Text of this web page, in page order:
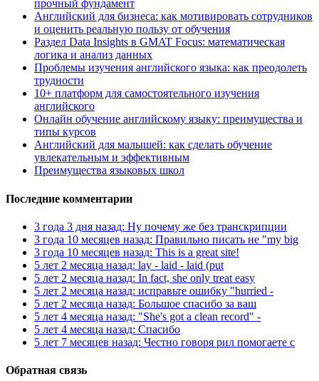
прочный фундамент
Английский для бизнеса: как мотивировать сотрудников
и оценить реальную пользу от обучения
Раздел Data Insights в GMAT Focus: математическая
логика и анализ данных
Проблемы изучения английского языка: как преодолеть
трудности
10+ платформ для самостоятельного изучения
английского
Онлайн обучение английскому языку: преимущества и
типы курсов
Английский для малышей: как сделать обучение
увлекательным и эффективным
Преимущества языковых школ
Последние комментарии
3 года 3 дня назад: Ну почему же без транскрипции
3 года 10 месяцев назад: Правильно писать не "my big
3 года 10 месяцев назад: This is a great site!
5 лет 2 месяца назад: lay - laid - laid (put
5 лет 2 месяца назад: In fact, she only treat easy
5 лет 2 месяца назад: исправьте ошибку "hurried -
5 лет 2 месяца назад: Большое спасибо за ваш
5 лет 4 месяца назад: "She's got a clean record" -
5 лет 4 месяца назад: Спасибо
5 лет 7 месяцев назад: Честно говоря рил помогаете с
Обратная связь